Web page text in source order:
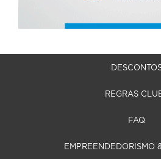
REGRAS
FAQ
EMPREENDEDORISMO